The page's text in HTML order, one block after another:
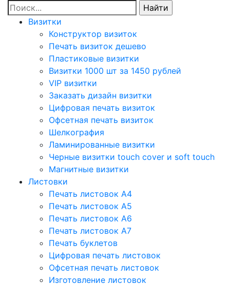
Визитки
Конструктор визиток
Печать визиток дешево
Пластиковые визитки
Визитки 1000 шт за 1450 рублей
VIP визитки
Заказать дизайн визитки
Цифровая печать визиток
Офсетная печать визиток
Шелкография
Ламинированные визитки
Черные визитки touch cover и soft touch
Магнитные визитки
Листовки
Печать листовок А4
Печать листовок А5
Печать листовок А6
Печать листовок А7
Печать буклетов
Цифровая печать листовок
Офсетная печать листовок
Изготовление листовок